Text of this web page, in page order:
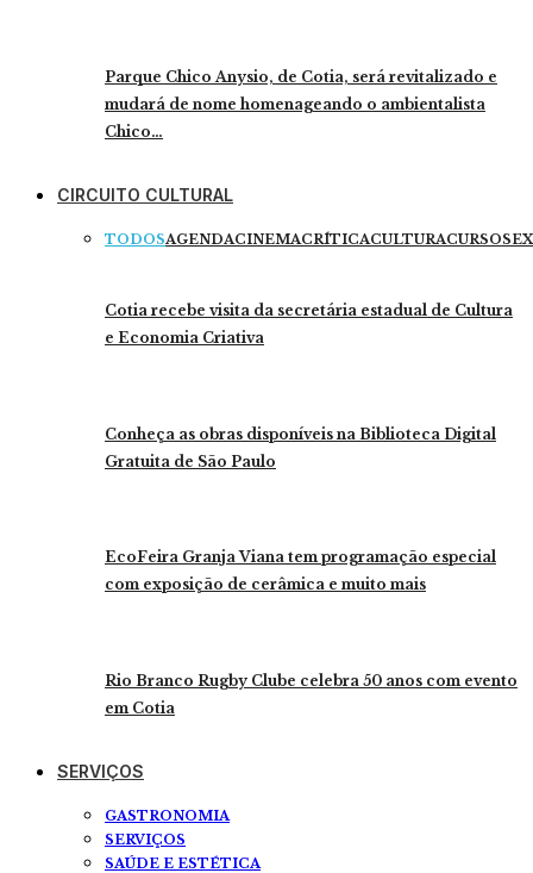
Parque Chico Anysio, de Cotia, será revitalizado e
mudará de nome homenageando o ambientalista
Chico…
CIRCUITO CULTURAL
TODOSAGENDACINEMACRÍTICACULTURACURSOS
Cotia recebe visita da secretária estadual de Cultura
e Economia Criativa
Conheça as obras disponíveis na Biblioteca Digital
Gratuita de São Paulo
EcoFeira Granja Viana tem programação especial
com exposição de cerâmica e muito mais
Rio Branco Rugby Clube celebra 50 anos com evento
em Cotia
SERVIÇOS
GASTRONOMIA
SERVIÇOS
SAÚDE E ESTÉTICA